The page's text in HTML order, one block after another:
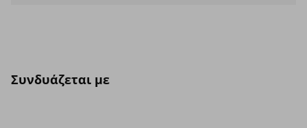
Συνδυάζεται με